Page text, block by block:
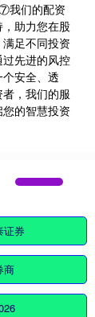
我们的配资
助力您在股
足不同投资
先进的风控
安全、透
，我们的服
的智慧投资
证券
商